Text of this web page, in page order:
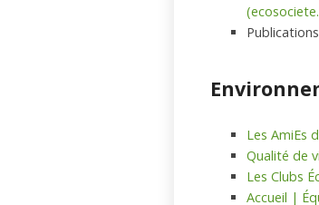
Les AmiEs
Qualité de
Les Clubs
Accueil |